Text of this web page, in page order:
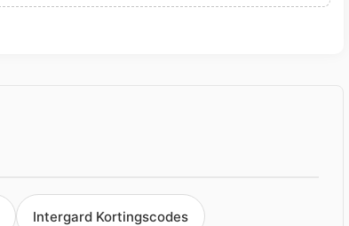
Intergard Kortingscodes